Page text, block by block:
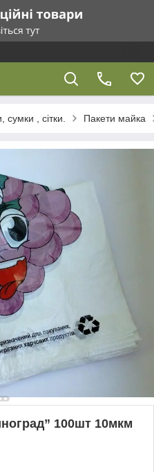
сумки , сітки. Пакети майка
100шт 10мкм